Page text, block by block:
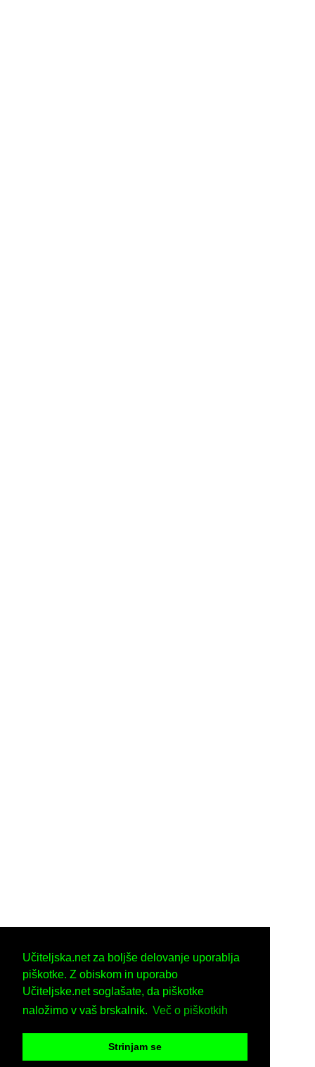
Učiteljska.net za boljše delovanje uporablja
piškotke. Z obiskom in uporabo
Učiteljske.net soglašate, da piškotke
naložimo v vaš brskalnik. Več o piškotkih
Strinjam se